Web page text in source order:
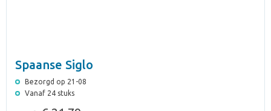
Spaanse Siglo
Bezorgd op 21-08
Vanaf 24 stuks